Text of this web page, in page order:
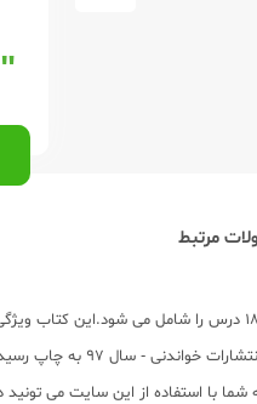
"۳۱۲,۰۰۰"
مرتبط
توضیح کتاب جدید:کتاب آموزکار فارسی چهارم ابتدایی، مورد تأیید آموزش و پرورش توسط انتشارات خواندنی و
درس طبق فصول کتابتمرین های مرتبط با هر درسنکته های
با استفاده از این سایت می